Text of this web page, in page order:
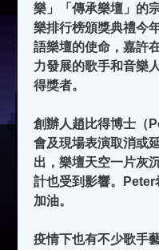
樂」「傳承樂壇」的
樂排行榜頒獎典禮今
語樂壇的使命，嘉許
力發展的歌手和音樂
得獎者。
創辦人趙比得博士（
會及現場表演取消或
出，樂壇天空一片灰
計也受到影響。
加油。
疫情下也有不少歌手